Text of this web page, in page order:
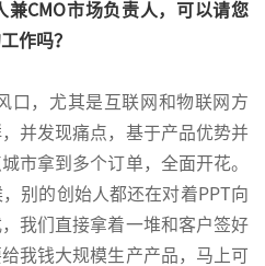
CMO市场负责人，可以请您
作吗？
口，尤其是互联网和物联网方
并发现痛点，基于产品优势并
市拿到多个订单，全面开花。
别的创始人都还在对着PPT向
我们直接拿着一堆和客户签好
我钱大规模生产产品，马上可